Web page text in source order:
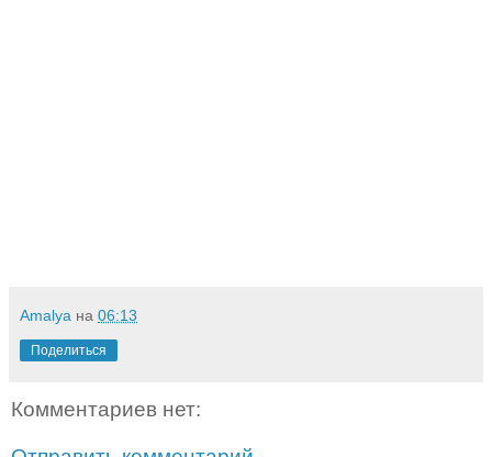
Amalya на 06:13
Поделиться
Комментариев нет: